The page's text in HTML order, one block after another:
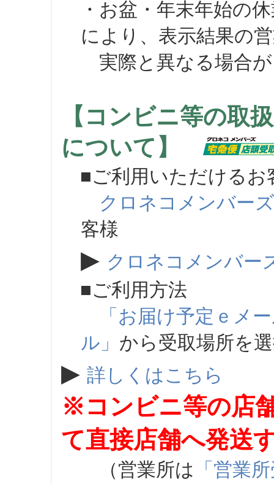
・お盆・年末年始の
により、表示結果の
実際と異なる場合が
【コンビニ等の取
について】
■ご利用いただけるお
クロネコメンバーズ
客様
▶ クロネコメンバー
■ご利用方法
「お届け予定ｅメ
ル」 から受取場所を
▶ 詳しくはこちら
※コンビニ等の店
て直接店舗へ発送
（営業所は 「営業